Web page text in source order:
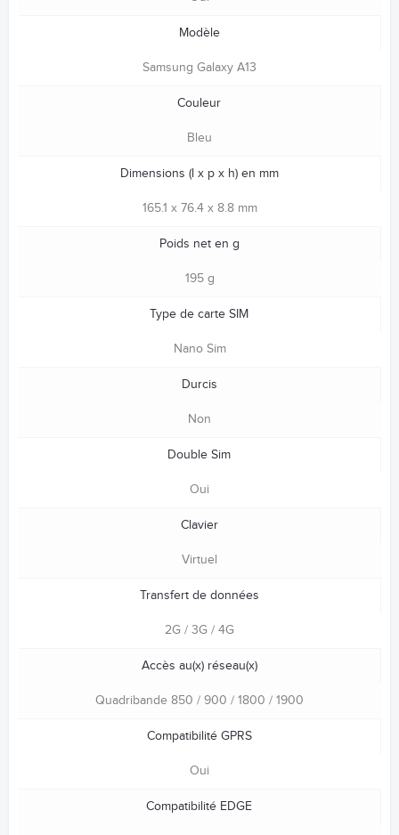
Modèle
Samsung Galaxy A13
Couleur
Bleu
Dimensions (l x p x h) en mm
165.1 x 76.4 x 8.8 mm
Poids net en g
195 g
Type de carte SIM
Nano Sim
Durcis
Non
Double Sim
Oui
Clavier
Virtuel
Transfert de données
2G / 3G / 4G
Accès au(x) réseau(x)
Quadribande 850 / 900 / 1800 / 1900
Compatibilité GPRS
Oui
Compatibilité EDGE